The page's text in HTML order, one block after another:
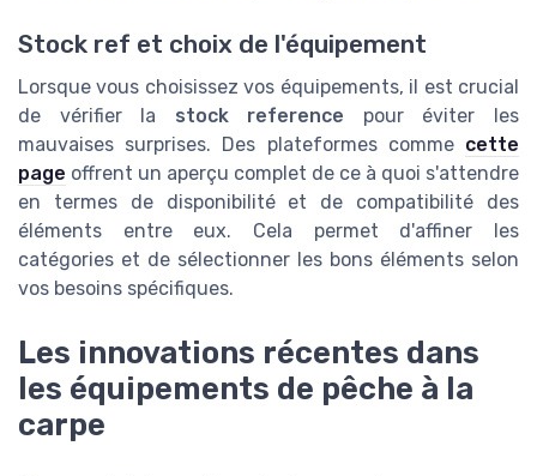
Stock ref et choix de l'équipement
Lorsque vous choisissez vos équipements, il est crucial
de vérifier la stock reference pour éviter les
mauvaises surprises. Des plateformes comme cette
page offrent un aperçu complet de ce à quoi s'attendre
en termes de disponibilité et de compatibilité des
éléments entre eux. Cela permet d'affiner les
catégories et de sélectionner les bons éléments selon
vos besoins spécifiques.
Les innovations récentes dans
les équipements de pêche à la
carpe